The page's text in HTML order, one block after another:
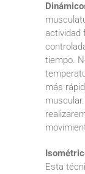
actividad
tiempo.
más
Esta